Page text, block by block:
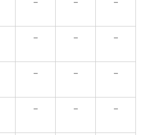
－ － －
－ － －
－ － －
－ － －